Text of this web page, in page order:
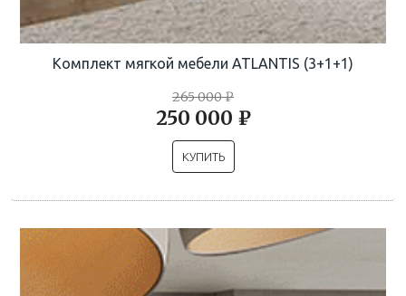
Комплект мягкой мебели ATLANTIS (3+1+1)
265 000 ₽
250 000 ₽
КУПИТЬ